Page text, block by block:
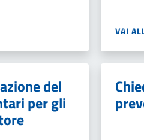
VAI
del
per gli